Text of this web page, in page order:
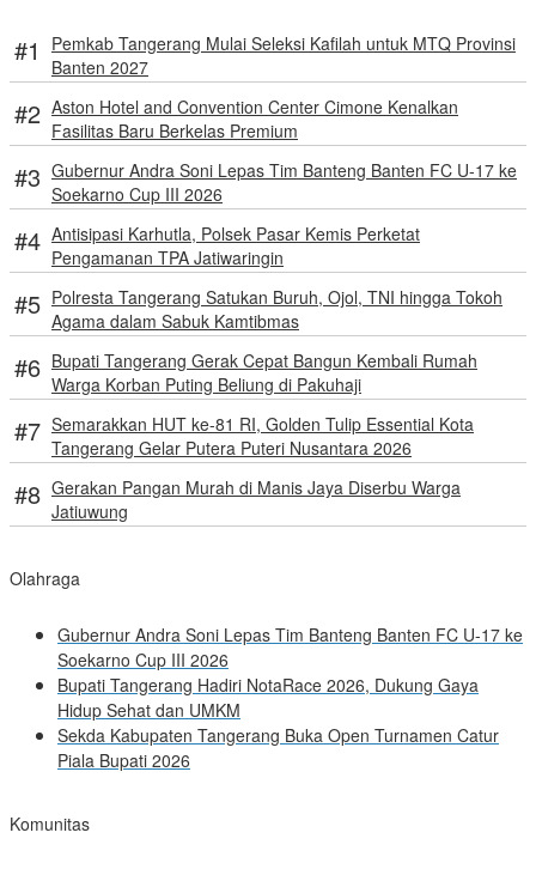
Pemkab Tangerang Mulai Seleksi Kafilah untuk MTQ Provinsi
Banten 2027
Aston Hotel and Convention Center Cimone Kenalkan
Fasilitas Baru Berkelas Premium
Gubernur Andra Soni Lepas Tim Banteng Banten FC U-17 ke
Soekarno Cup III 2026
Antisipasi Karhutla, Polsek Pasar Kemis Perketat
Pengamanan TPA Jatiwaringin
Polresta Tangerang Satukan Buruh, Ojol, TNI hingga Tokoh
Agama dalam Sabuk Kamtibmas
Bupati Tangerang Gerak Cepat Bangun Kembali Rumah
Warga Korban Puting Beliung di Pakuhaji
Semarakkan HUT ke-81 RI, Golden Tulip Essential Kota
Tangerang Gelar Putera Puteri Nusantara 2026
Gerakan Pangan Murah di Manis Jaya Diserbu Warga
Jatiuwung
Olahraga
Gubernur Andra Soni Lepas Tim Banteng Banten FC U-17 ke
Soekarno Cup III 2026
Bupati Tangerang Hadiri NotaRace 2026, Dukung Gaya
Hidup Sehat dan UMKM
Sekda Kabupaten Tangerang Buka Open Turnamen Catur
Piala Bupati 2026
Komunitas